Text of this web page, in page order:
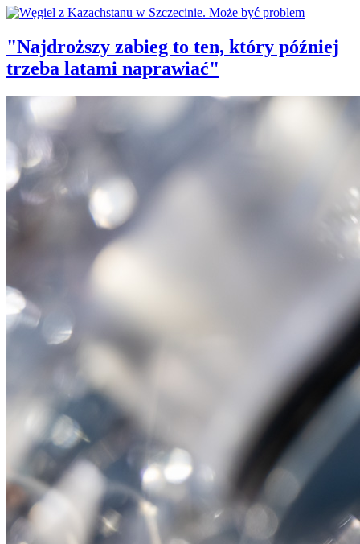
"Najdroższy zabieg to ten, który później
trzeba latami naprawiać"